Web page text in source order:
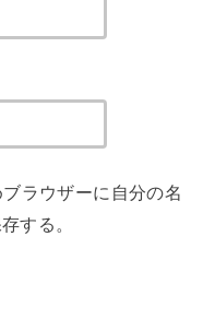
ラウザーに自分の名
する。